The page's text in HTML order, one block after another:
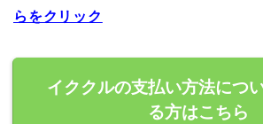
らをクリック
イククルの支払い方法につ
る方はこちら